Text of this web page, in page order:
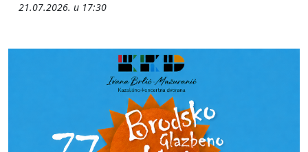
21.07.2026. u 17:30